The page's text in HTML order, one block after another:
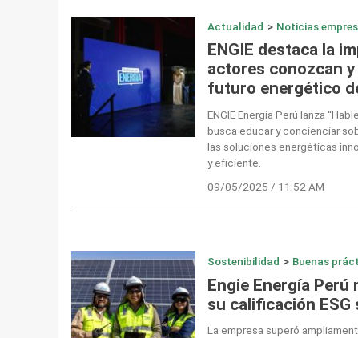
Actualidad > Noticias
ENGIE destaca la
actores conozcan
futuro energético
ENGIE Energía Perú lanza
busca educar y concienciar
las soluciones energéticas
y eficiente.
09/05/2025 / 11:52 AM
Sostenibilidad > Buenas
Engie Energía
su calificación ESG
La empresa superó